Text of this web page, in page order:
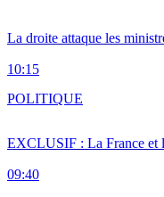
La droite attaque les
10:15
EXCLUSIF : La France et
09:40
POLITIQUE